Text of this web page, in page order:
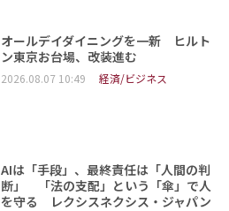
オールデイダイニングを一新 ヒルト
ン東京お台場、改装進む
2026.08.07 10:49 経済/ビジネス
AIは「手段」、最終責任は「人間の判
断」 「法の支配」という「傘」で人
を守る レクシスネクシス・ジャパン